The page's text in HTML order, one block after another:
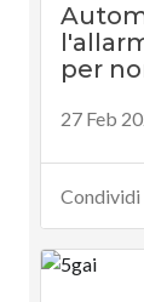
per
27 Feb
Condividi